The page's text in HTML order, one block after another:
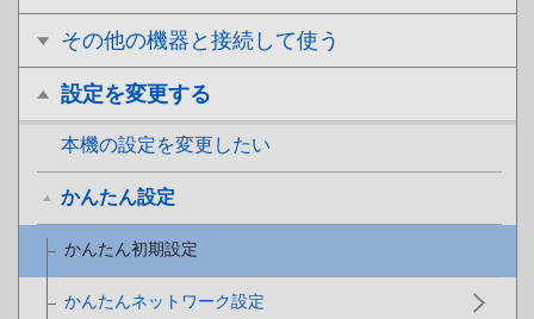
その他の機器と接続して使う
設定を変更する
本機の設定を変更したい
かんたん設定
かんたん初期設定
かんたんネットワーク設定